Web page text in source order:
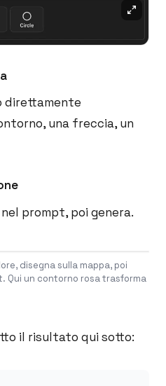
direttamente
una freccia, un
prompt, poi genera.
disegna sulla mappa, poi
Qui un contorno rosa trasforma
il risultato qui sotto: